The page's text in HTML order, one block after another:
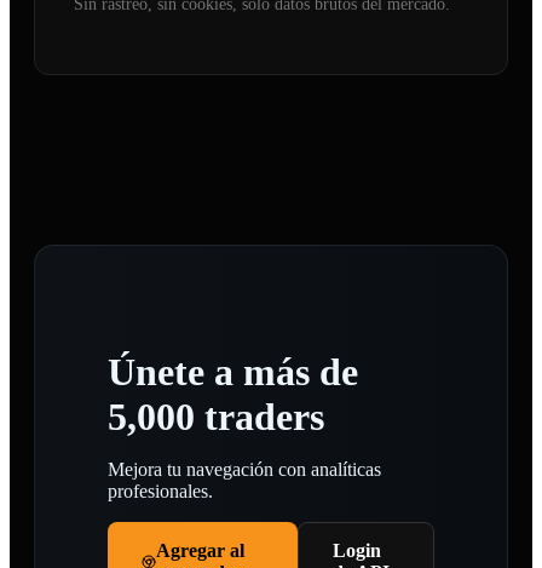
Únete a más de
5,000 traders
Mejora tu navegación con analíticas
profesionales.
Agregar al
Login